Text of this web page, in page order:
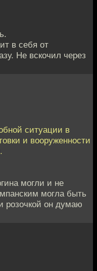
в себя от
Не вскочил через
ситуации в
и вооруженности
могли и не
могла быть
розочкой он думаю